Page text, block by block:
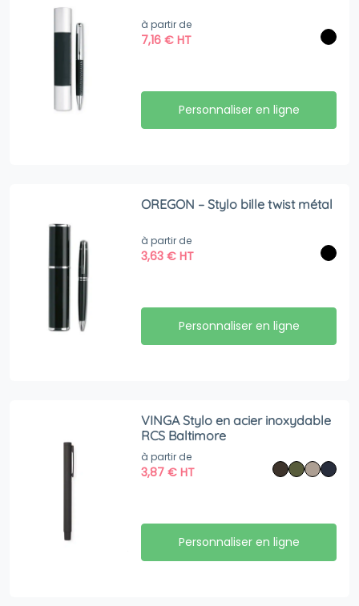
à partir de
7,16€ HT
Personnaliser en ligne
OREGON – Stylo bille twist métal
à partir de
3,63€ HT
Personnaliser en ligne
VINGA Stylo en acier inoxydable
RCS Baltimore
à partir de
3,87€ HT
Personnaliser en ligne